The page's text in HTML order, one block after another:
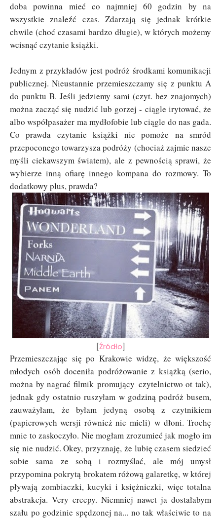
doba powinna mieć co najmniej 60 godzin by na
wszystkie znaleźć czas. Zdarzają się jednak krótkie
chwile (choć czasami bardzo długie), w których możemy
wcisnąć czytanie książki.
Jednym z przykładów jest podróż środkami komunikacji
publicznej. Nieustannie przemieszczamy się z punktu A
do punktu B. Jeśli jedziemy sami (czyt. bez znajomych)
można zacząć się nudzić lub gorzej - ciągle irytować, że
albo współpasażer ma mydłofobie lub ciągle do nas gada.
Co prawda czytanie książki nie pomoże na smród
przepoconego towarzysza podróży (chociaż zajmie nasze
myśli ciekawszym światem), ale z pewnością sprawi, że
wybierze inną ofiarę innego kompana do rozmowy. To
dodatkowy plus, prawda?
[Źródło]
Przemieszczając się po Krakowie widzę, że większość
młodych osób doceniła podróżowanie z książką (serio,
można by nagrać filmik promujący czytelnictwo ot tak),
jednak gdy ostatnio ruszyłam w godziną podróż busem,
zauważyłam, że byłam jedyną osobą z czytnikiem
(papierowych wersji również nie mieli)w dłoni. Trochę
mnie to zaskoczyło. Nie mogłam zrozumieć jak mogło im
się nie nudzić. Okey, przyznaję, że lubię czasem siedzieć
sobie sama ze sobą i rozmyślać, ale mój umysł
przypomina pokrytą brokatem różową galaretkę, w której
pływają zombiaczki, kucyki i księżniczki, więc totalna
abstrakcja. Very creepy. Niemniej nawet ja dostałabym
szału po godzinie spędzonej na... no tak właściwie to na